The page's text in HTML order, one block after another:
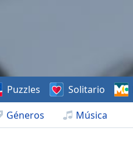
Géneros Música
Puzzles Solitario